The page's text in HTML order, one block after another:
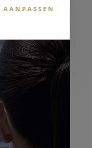
AANPASSEN